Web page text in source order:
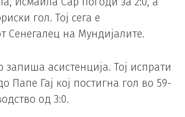
гол. Тој сега е
Сенегалец на Мундијалите.
запиша асистенција. Тој испрати
Папе Гај кој постигна гол во 59-
од 3:0.